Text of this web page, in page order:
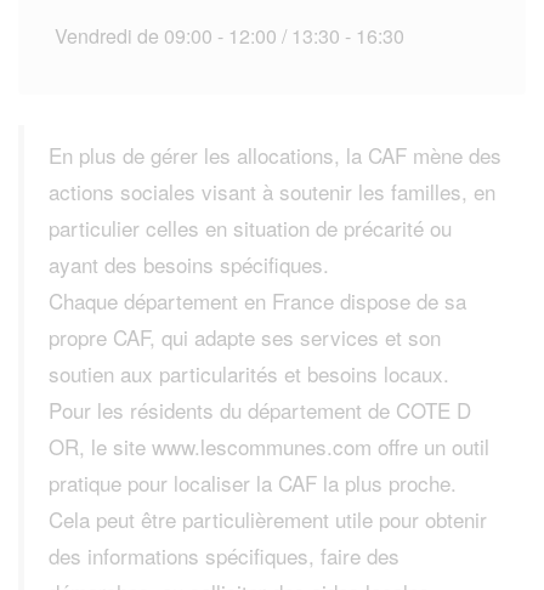
Vendredi de 09:00 - 12:00 / 13:30 - 16:30
En plus de gérer les allocations, la CAF mène des
actions sociales visant à soutenir les familles, en
particulier celles en situation de précarité ou
ayant des besoins spécifiques.
Chaque département en France dispose de sa
propre CAF, qui adapte ses services et son
soutien aux particularités et besoins locaux.
Pour les résidents du département de COTE D
OR, le site www.lescommunes.com offre un outil
pratique pour localiser la CAF la plus proche.
Cela peut être particulièrement utile pour obtenir
des informations spécifiques, faire des